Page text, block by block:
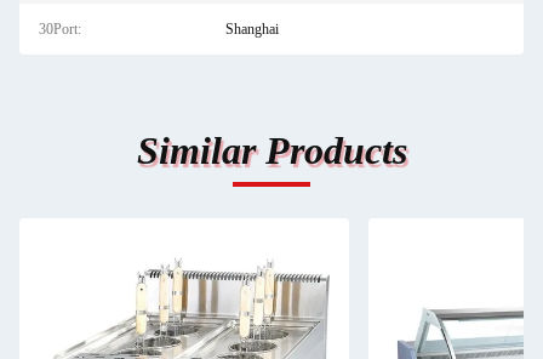
30Port: Shanghai
Similar Products